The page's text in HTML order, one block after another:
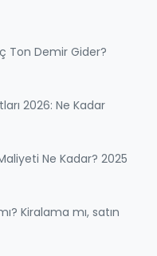
Ton Demir Gider?
2026: Ne Kadar
Ne Kadar? 2025
Kiralama mı, satın